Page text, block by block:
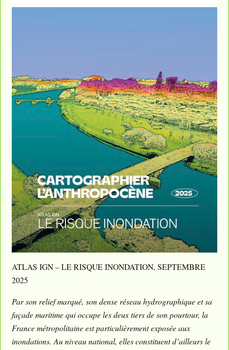
ATLAS IGN – LE RISQUE INONDATION, SEPTEMBRE
2025
Par son relief marqué, son dense réseau hydrographique et sa
façade maritime qui occupe les deux tiers de son pourtour, la
France métropolitaine est particulièrement exposée aux
inondations. Au niveau national, elles constituent d’ailleurs le